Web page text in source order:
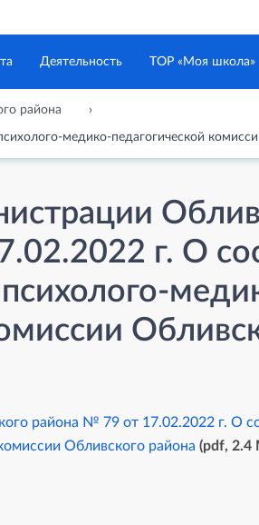
Деятельность ТОР «Моя школа»
района
медико-педагогической
г. О
района № 79 от 17.02.2022 г. О
Обливского района (pdf, 2.4